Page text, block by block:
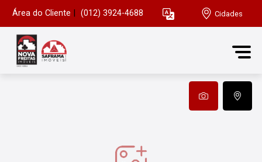
Área do Cliente (012) 3924-4688 Cidades